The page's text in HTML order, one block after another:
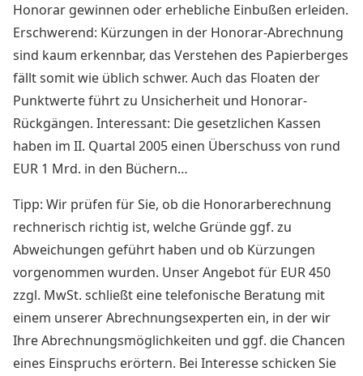
Honorar gewinnen oder erhebliche Einbußen erleiden.
Erschwerend: Kürzungen in der Honorar-Abrechnung
sind kaum erkennbar, das Verstehen des Papierberges
fällt somit wie üblich schwer. Auch das Floaten der
Punktwerte führt zu Unsicherheit und Honorar-
Rückgängen. Interessant: Die gesetzlichen Kassen
haben im II. Quartal 2005 einen Überschuss von rund
EUR 1 Mrd. in den Büchern…
Tipp: Wir prüfen für Sie, ob die Honorarberechnung
rechnerisch richtig ist, welche Gründe ggf. zu
Abweichungen geführt haben und ob Kürzungen
vorgenommen wurden. Unser Angebot für EUR 450
zzgl. MwSt. schließt eine telefonische Beratung mit
einem unserer Abrechnungsexperten ein, in der wir
Ihre Abrechnungsmöglichkeiten und ggf. die Chancen
eines Einspruchs erörtern. Bei Interesse schicken Sie